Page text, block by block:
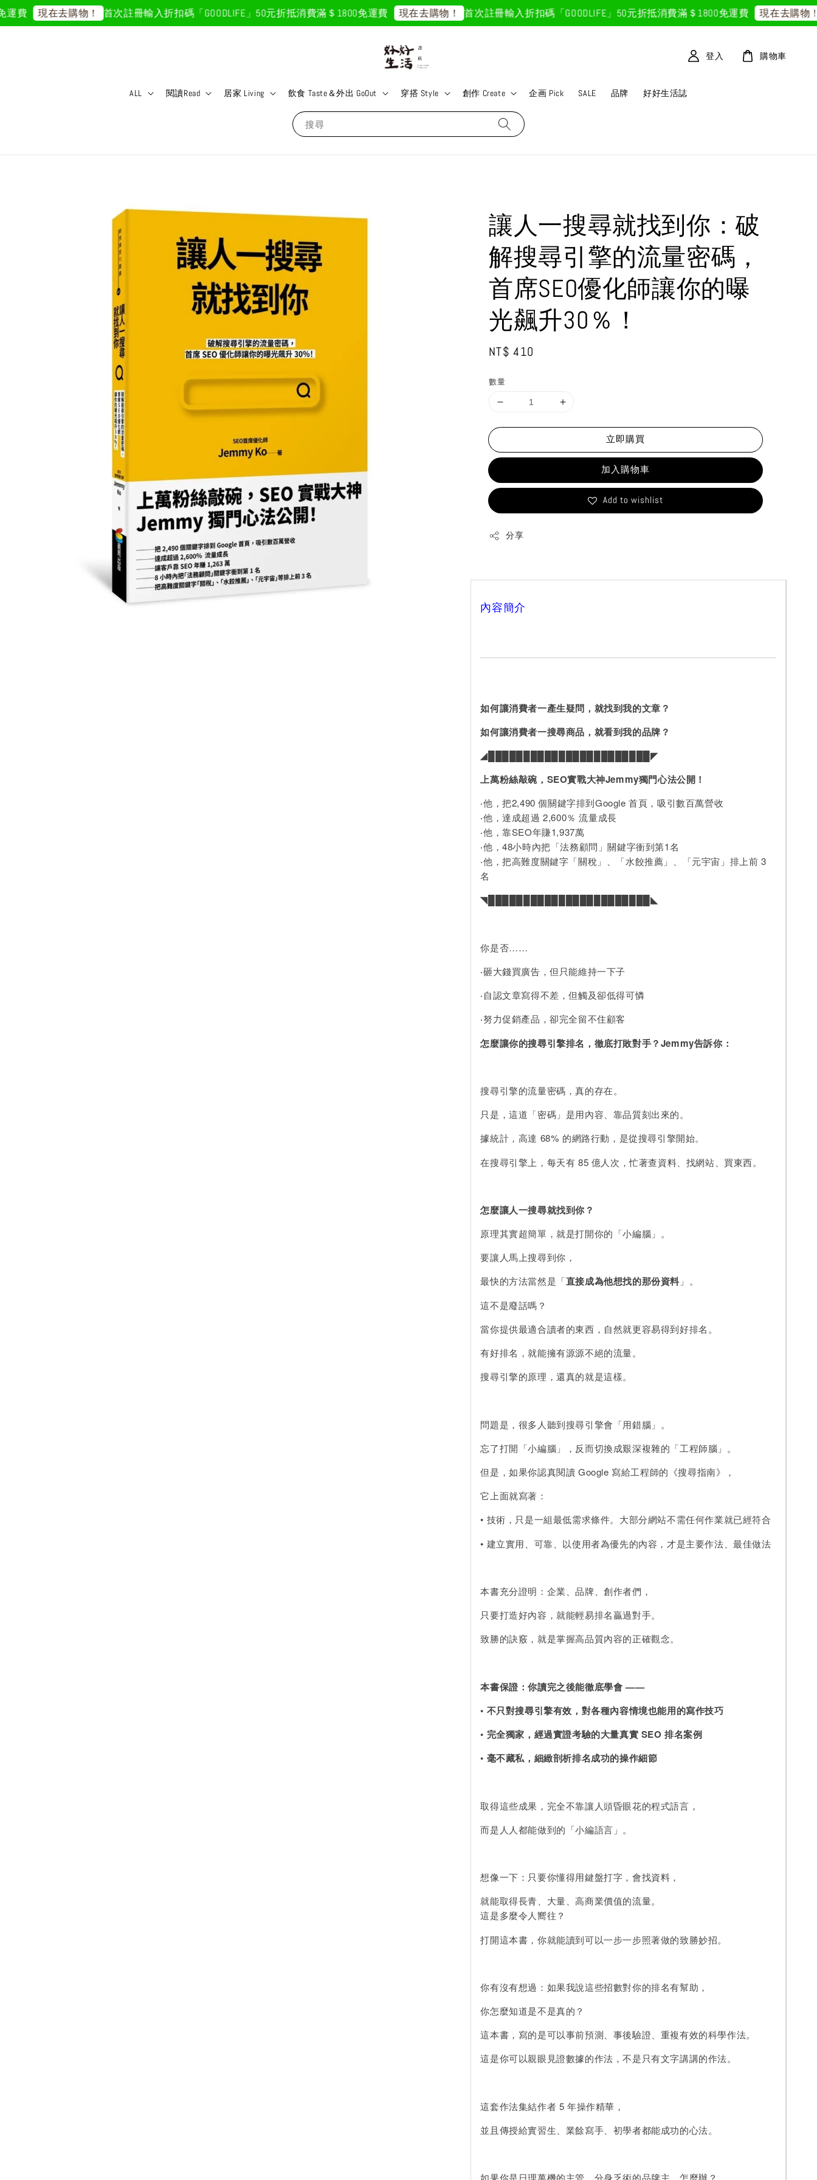
現在去購物！ 首次註冊輸入折扣碼「GOODLIFE」50元折抵消費滿＄1800免運費 現在去購物！ 首次註冊輸入折扣碼「GOODLIFE」50元折抵消費滿＄1800免運費 現在去購物！
搜尋
ALL 閱讀Read 居家 Living 飲食 Taste＆外出 GoOut 穿搭 Style 創作 Create 企画 Pick SALE 品牌 好好生活誌
登入 購物車
讓人一搜尋就找到你：破
解搜尋引擎的流量密碼，
首席SEO優化師讓你的曝
光飆升30％！
Regular
NT$ 410
數量
立即購買
加入購物車
Add to wishlist
分享
內容簡介
如何讓消費者一產生疑問，就找到我的文章？
如何讓消費者一搜尋商品，就看到我的品牌？
◢███████████████████████◤
上萬粉絲敲碗， SEO實戰大神Jemmy獨門心法公開！
‧他，把2,490 個關鍵字排到Google 首頁，吸引數百萬營收
‧他，達成超過 2,600％ 流量成長
‧他，靠SEO年賺1,937萬
‧他，48小時內把「法務顧問」關鍵字衝到第1名
‧他，把高難度關鍵字「關稅」、「水餃推薦」、「元宇宙」排上前 3
名
◥███████████████████████◣
你是否……
‧砸大錢買廣告，但只能維持一下子
‧自認文章寫得不差，但觸及卻低得可憐
‧努力促銷產品，卻完全留不住顧客
怎麼讓你的搜尋引擎排名，徹底打敗對手？Jemmy告訴你：
搜尋引擎的流量密碼，真的存在。
只是，這道「密碼」是用內容、靠品質刻出來的。
據統計，高達 68% 的網路行動，是從搜尋引擎開始。
在搜尋引擎上，每天有 85 億人次，忙著查資料、找網站、買東西。
怎麼讓人一搜尋就找到你？
原理其實超簡單，就是打開你的「小編腦」。
要讓人馬上搜尋到你，
最快的方法當然是「直接成為他想找的那份資料 」。
這不是廢話嗎？
當你提供最適合讀者的東西，自然就更容易得到好排名。
有好排名，就能擁有源源不絕的流量。
搜尋引擎的原理，還真的就是這樣。
問題是，很多人聽到搜尋引擎會「用錯腦」。
忘了打開「小編腦」，反而切換成艱深複雜的「工程師腦」。
但是，如果你認真閱讀 Google 寫給工程師的《搜尋指南》，
它上面就寫著：
• 技術，只是一組最低需求條件。大部分網站不需任何作業就已經符合
• 建立實用、可靠、以使用者為優先的內容，才是主要作法、最佳做法
本書充分證明：企業、品牌、創作者們，
只要打造好內容，就能輕易排名贏過對手。
致勝的訣竅，就是掌握高品質內容的正確觀念。
本書保證：你讀完之後能徹底學會 ——
• 不只對搜尋引擎有效，對各種內容情境也能用的寫作技巧
• 完全獨家，經過實證考驗的大量真實 SEO排名案例
• 毫不藏私，細緻剖析排名成功的操作細節
取得這些成果，完全不靠讓人頭昏眼花的程式語言，
而是人人都能做到的「小編語言」。
想像一下：只要你懂得用鍵盤打字，會找資料，
就能取得長青、大量、高商業價值的流量。
這是多麼令人嚮往？
打開這本書，你就能讀到可以一步一步照著做的致勝妙招。
你有沒有想過：如果我說這些招數對你的排名有幫助，
你怎麼知道是不是真的？
這本書，寫的是可以事前預測、事後驗證、重複有效的科學作法。
這是你可以親眼見證數據的作法，不是只有文字講講的作法。
這套作法集結作者 5 年操作精華，
並且傳授給實習生、業餘寫手、初學者都能成功的心法。